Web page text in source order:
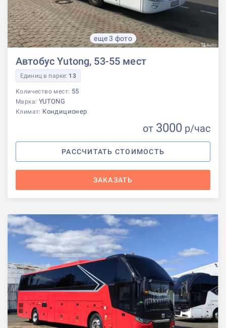
еще 3 фото
Автобус Yutong, 53-55 мест
Единиц в парке: 13
Количество мест: 55
Марка: YUTONG
Климат: Кондиционер
от 3000 р/час
РАССЧИТАТЬ СТОИМОСТЬ
ЗАКАЗАТЬ